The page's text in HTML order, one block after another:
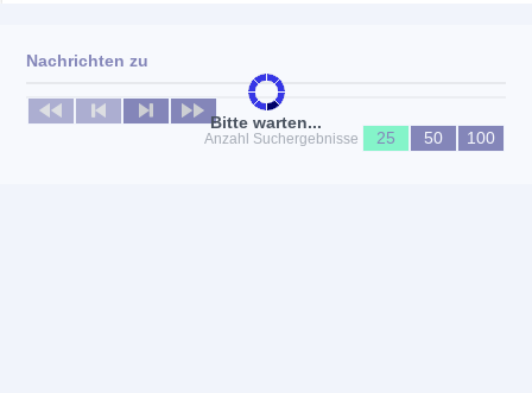
Bitte warten...
Nachrichten zu
Keine News verfügbar
Anzahl Suchergebnisse
25 50 100